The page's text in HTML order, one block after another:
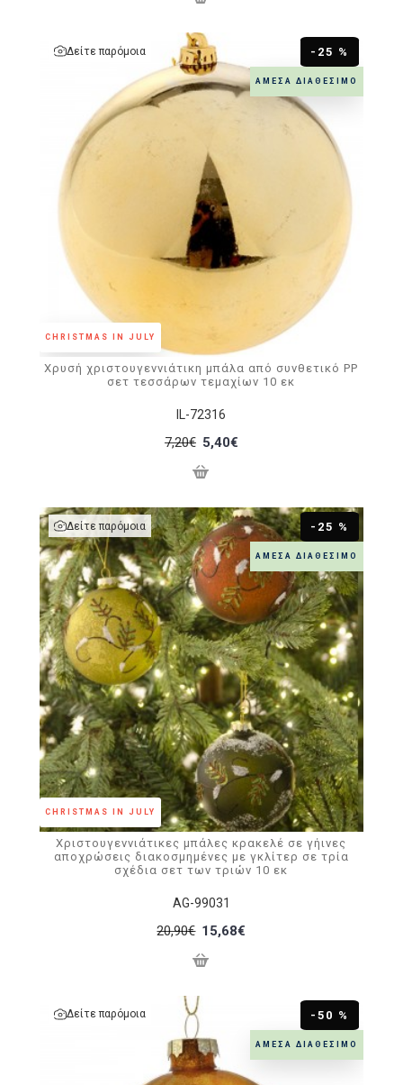
ΆΜΕΣΑ ΔΙΑΘΈΣΙΜΟ
CHRISTMAS IN JULY
-25 %
Δείτε παρόμοια
IL-72316
Χρυσή χριστουγεννιάτικη μπάλα από συνθετικό PP
σετ τεσσάρων τεμαχίων 10 εκ
7,20€ 5,40€
ΆΜΕΣΑ ΔΙΑΘΈΣΙΜΟ
CHRISTMAS IN JULY
-25 %
Δείτε παρόμοια
AG-99031
Χριστουγεννιάτικες μπάλες κρακελέ σε γήινες
αποχρώσεις διακοσμημένες με γκλίτερ σε τρία
σχέδια σετ των τριών 10 εκ
20,90€ 15,68€
ΆΜΕΣΑ ΔΙΑΘΈΣΙΜΟ
-50 %
Δείτε παρόμοια